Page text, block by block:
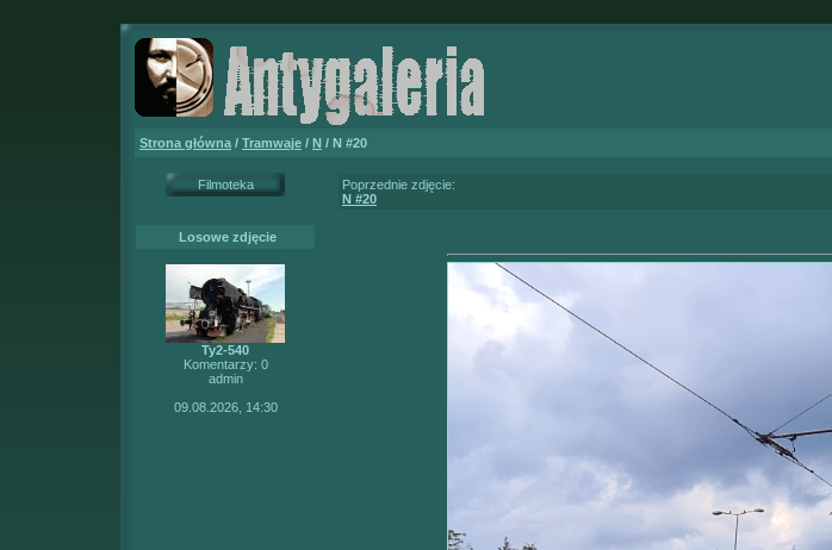
Strona główna / Tramwaje / N / N #20
Filmoteka
Losowe zdjęcie
Ty2-540
Komentarzy: 0
admin
09.08.2026, 14:30
Poprzednie zdjęcie:
N #20